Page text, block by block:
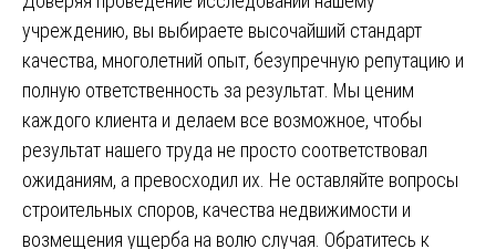
учреждению, вы выбираете высочайший стандарт
качества, многолетний опыт, безупречную репутацию и
полную ответственность за результат. Мы ценим
каждого клиента и делаем все возможное, чтобы
результат нашего труда не просто соответствовал
ожиданиям, а превосходил их. Не оставляйте вопросы
строительных споров, качества недвижимости и
возмещения ущерба на волю случая. Обратитесь к